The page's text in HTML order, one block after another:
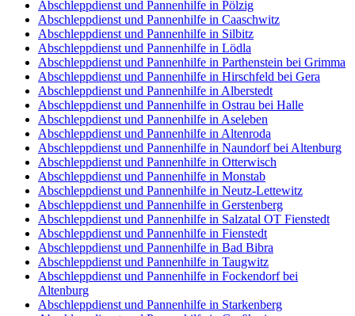
Abschleppdienst und Pannenhilfe in Pölzig
Abschleppdienst und Pannenhilfe in Caaschwitz
Abschleppdienst und Pannenhilfe in Silbitz
Abschleppdienst und Pannenhilfe in Lödla
Abschleppdienst und Pannenhilfe in Parthenstein bei Grimma
Abschleppdienst und Pannenhilfe in Hirschfeld bei Gera
Abschleppdienst und Pannenhilfe in Alberstedt
Abschleppdienst und Pannenhilfe in Ostrau bei Halle
Abschleppdienst und Pannenhilfe in Aseleben
Abschleppdienst und Pannenhilfe in Altenroda
Abschleppdienst und Pannenhilfe in Naundorf bei Altenburg
Abschleppdienst und Pannenhilfe in Otterwisch
Abschleppdienst und Pannenhilfe in Monstab
Abschleppdienst und Pannenhilfe in Neutz-Lettewitz
Abschleppdienst und Pannenhilfe in Gerstenberg
Abschleppdienst und Pannenhilfe in Salzatal OT Fienstedt
Abschleppdienst und Pannenhilfe in Fienstedt
Abschleppdienst und Pannenhilfe in Bad Bibra
Abschleppdienst und Pannenhilfe in Taugwitz
Abschleppdienst und Pannenhilfe in Fockendorf bei
Altenburg
Abschleppdienst und Pannenhilfe in Starkenberg